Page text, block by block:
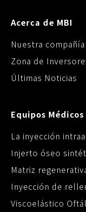
Acerca de MBI
Nuestra compañía
Zona de
Últimas Noticias
Equipos Médicos
La inyección
Injerto óseo
Matriz
Inyección de
Viscoelástico